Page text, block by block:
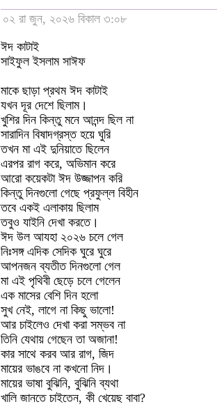
০২ রা জুন, ২০২৬ বিকাল ৩:০৮
ঈদ কাটাই
সাইফুল ইসলাম সাঈফ
মাকে ছাড়া প্রথম ঈদ কাটাই
যখন দূর দেশে ছিলাম।
খুশির দিন কিন্তু মনে আনন্দ ছিল না
সারাদিন বিষাদগ্রস্ত হয়ে ঘুরি
তখন মা এই দুনিয়াতে ছিলেন
এরপর রাগ করে, অভিমান করে
আরো কয়েকটা ঈদ উজ্জাপন করি
কিন্তু দিনগুলো গেছে প্রফুল্ল বিহীন
তবে একই এলাকায় ছিলাম
তবুও যাইনি দেখা করতে।
ঈদ উল আযহা ২০২৬ চলে গেল
নিঃসঙ্গ এদিক সেদিক ঘুরে ঘুরে
আপনজন ব্যতীত দিনগুলো গেল
মা এই পৃথিবী ছেড়ে চলে গেলেন
এক মাসের বেশি দিন হলো
সুখ নেই, লাগে না কিছু ভালো!
আর চাইলেও দেখা করা সম্ভব না
তিনি যেথায় গেছেন তা অজানা!
কার সাথে করব আর রাগ, জিদ
মায়ের ভাঙবে না কখনো নিদ।
মায়ের ভাষা বুঝিনি, বুঝিনি ব্যথা
খালি জানতে চাইতেন, কী খেয়েছ বাবা?